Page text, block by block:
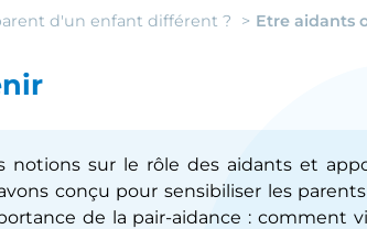
d'un enfant différent ? Etre aidants
notions sur le rôle des aidants et
conçu pour sensibiliser les
de la pair-aidance : comment